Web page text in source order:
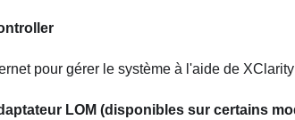
pour gérer le système à l'aide de
LOM (disponibles sur certains